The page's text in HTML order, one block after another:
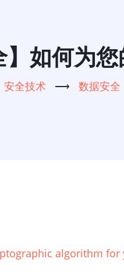
】如何为
安全技术 ⟶ 数据安全
algorithm